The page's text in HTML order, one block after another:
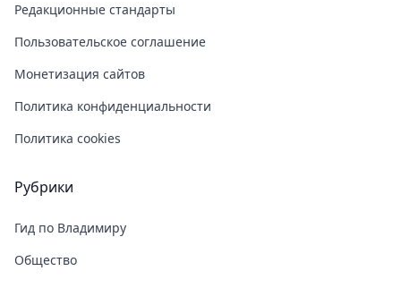
Редакционные стандарты
Пользовательское соглашение
Монетизация сайтов
Политика конфиденциальности
Политика cookies
Рубрики
Гид по Владимиру
Общество